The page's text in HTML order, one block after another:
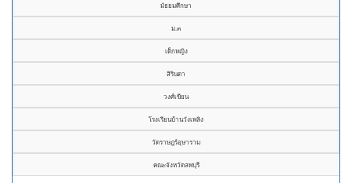
มัธยมศึกษา
ม.๓
เด็กหญิง
สิรินดา
วงศ์เขียน
โรงเรียนบ้านวังเพลิง
วัดราษฎร์อุษาราม
คณะจังหวัดลพบุรี